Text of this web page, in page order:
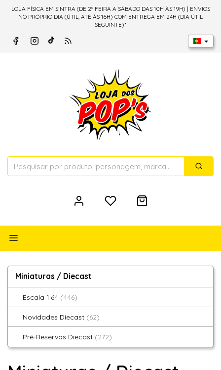
LOJA FÍSICA EM SINTRA (DE 2ª FEIRA A SÁBADO DAS 10H ÀS 19H) | ENVIOS
NO PRÓPRIO DIA (ÚTIL, ATÉ ÀS 16H) COM ENTREGA EM 24H (DIA ÚTIL
SEGUINTE)*
Alternar
Miniaturas
Diecast
Miniaturas / Diecast
Escala 1:64 (446)
Novidades Diecast (62)
Pré-Reservas Diecast (272)